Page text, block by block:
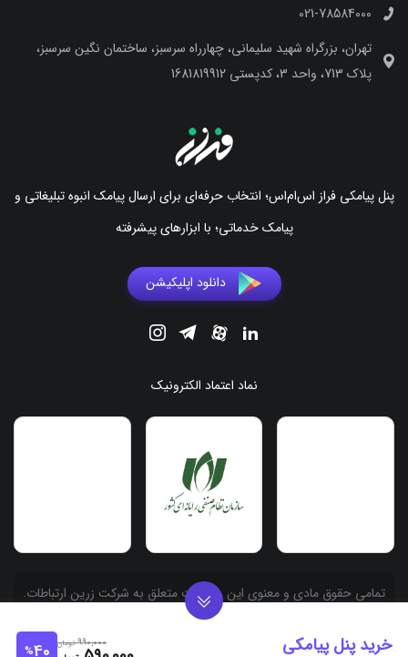
خرید پنل پیامکی 990,000 تومان 40
%
021-78584000
تهران، بزرگراه شهید سلیمانی، چهارراه سرسبز، ساختمان نگین سرسبز،
پلاک 713، واحد 3، کدپستی 1681819912
پنل پیامکی فراز اس‌ام‌اس؛ انتخاب حرفه‌ای برای ارسال پیامک انبوه تبلیغاتی و
پیامک خدماتی؛ با ابزارهای پیشرفته
دانلود اپلیکیشن
نماد اعتماد الکترونیک
.تمامی حقوق مادی و معنوی این وبسایت متعلق به شرکت زرین ارتباطات
آسیا به شماره ثبت 558486 می باشد